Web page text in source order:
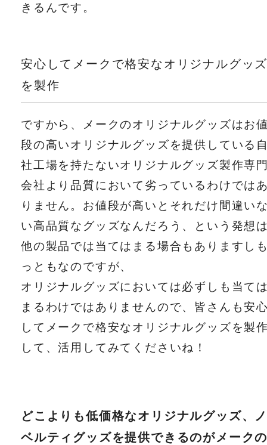
きるんです。
安心してメークで格安なオリジナルグッ
を製作
ですから、メークのオリジナルグッズはお
段の高いオリジナルグッズを提供している
社工場を持たないオリジナルグッズ製作専
会社より品質において劣っているわけでは
りません。お値段が高いとそれだけ間違い
い高品質なグッズなんだろう、という発想
他の製品では当てはまる場合もありますし
っともなのですが、
オリジナルグッズにおいては必ずしも当て
まるわけではありませんので、皆さんも安
してメークで格安なオリジナルグッズを製
して、活用してみてくださいね！
どこよりも低価格なオリジナルグッズ、
ベルティグッズを提供できるのがメーク